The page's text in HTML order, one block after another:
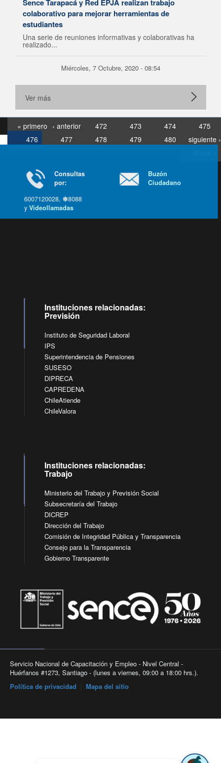
Sence Tarapacá y Red EPJA realizan trabajo
colaborativo para mejorar herramientas de
estudiantes
Una serie de reuniones informativas y colaborativas ha
realizado...
Miércoles, 7 Octubre, 2020 - 08:54
Ver más
« primero ‹ anterior 472 473 474
475
476
477 478 479 480
siguiente ›
Consultas
por:
6007120028, ✽8088
yVideollamadas
Buzón
Ciudadano
Instituciones relacionadas:
Previsión
Instituto de Seguridad Laboral
IPS
Superintendencia de Pensiones
SUSESO
DIPRECA
CAPREDENA
ChileAtiende
ChileValora
Instituciones relacionadas:
Trabajo
Ministerio del Trabajo y Previsión Social
Subsecretaría del Trabajo
DICREP
Dirección del Trabajo
Comisión de Integridad Pública y Transparencia
Consejo para la Transparencia
Gobierno Transparente
Servicio Nacional de Capacitación y Empleo - Nivel Central -
Huérfanos #1273, Santiago - (lunes a viernes, 09:00 a 18:00 hrs.).
Política de privacidad
Mapa del sitio